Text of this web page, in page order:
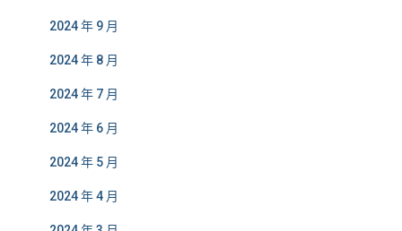
2024 年 9 月
2024 年 8 月
2024 年 7 月
2024 年 6 月
2024 年 5 月
2024 年 4 月